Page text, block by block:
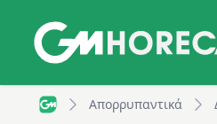
Destral Vivox, πανίσχυρο
Απορρυπαντικά